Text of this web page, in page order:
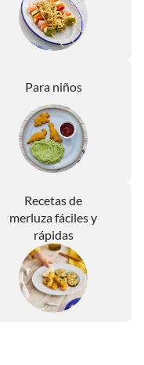
Para niños
Recetas de
merluza fáciles y
rápidas